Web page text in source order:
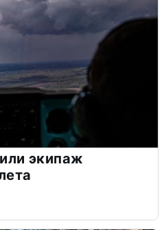
экипаж